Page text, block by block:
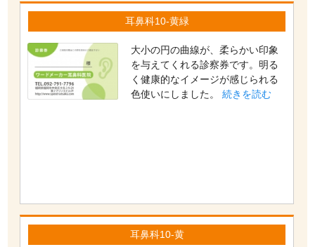
耳鼻科10-黄緑
大小の円の曲線が、柔らかい印象
を与えてくれる診察券です。明る
く健康的なイメージが感じられる
色使いにしました。続きを読む
耳鼻科10-黄